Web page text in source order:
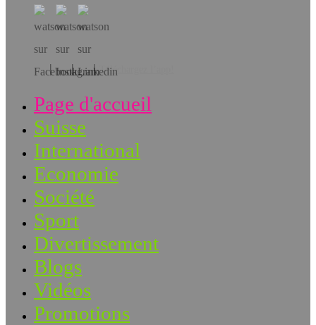
Téléchargez l’app!
Page d'accueil
Suisse
International
Economie
Société
Sport
Divertissement
Blogs
Vidéos
Promotions